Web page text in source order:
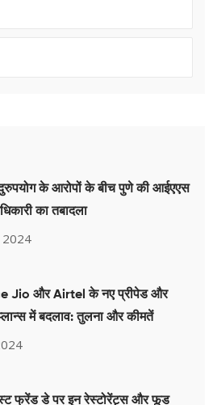
के आरोपों के बीच पुणे की आईएएस
का तबादला
2024
Jio और Airtel के नए प्रीपेड और
में बदलाव: तुलना और कीमतें
फ्रेंड डे पर इन रेस्टोरेंट्स और फूड